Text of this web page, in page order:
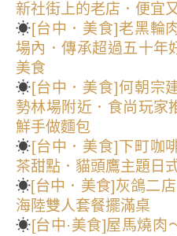
新社街上的老店．便宜
☀[台中．美食]老黑輪
場內．傳承超過五十年
美食
☀[台中．美食]何朝宗
勢林場附近．食尚玩家
鮮手做麵包
☀[台中．美食]下町咖
茶甜點．貓頭鷹主題日
☀[台中．美食]灰鴿二
海陸雙人套餐擺滿桌
☀[台中·美食]屋馬燒肉